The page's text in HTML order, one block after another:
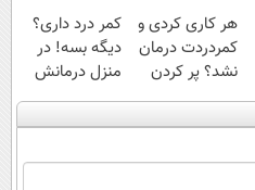
هر کاری کردی و
کمردردت درمان
نشد؟ پر کردن
پرسشنامه و
دریافت راه حل
کمر درد داری؟
دیگه بسه! در
منزل درمانش
کن
(◀پرسش‌نامه)